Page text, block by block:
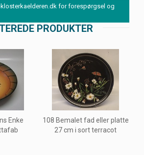
for forespørgsel og
PRODUKTER
Enke
108 Bemalet fad eller platte
27 cm i sort terracot